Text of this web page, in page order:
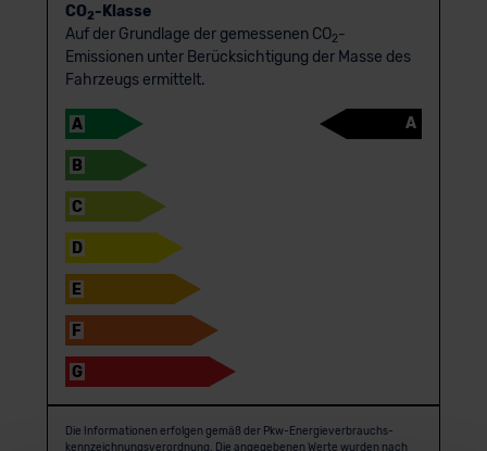
CO2-Klasse
Auf der Grundlage der gemessenen CO2-
Emissionen unter Berücksichtigung der Masse des
Fahrzeugs ermittelt.
A
B
C
D
E
F
G
A
Die Informationen erfolgen gemäß der Pkw-Energie­verbrauchs­
kennzeichnungs­verordnung. Die angegebenen Werte wurden nach